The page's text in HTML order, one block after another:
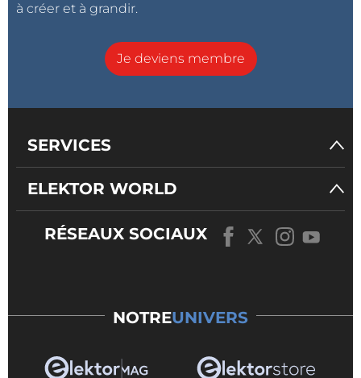
à créer et à grandir.
Je deviens membre
SERVICES
ELEKTOR WORLD
RÉSEAUX SOCIAUX
NOTREUNIVERS